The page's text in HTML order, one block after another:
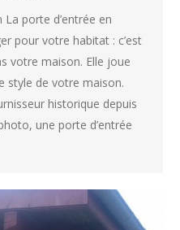
La porte d’entrée en
pour votre habitat : c’est
votre maison. Elle joue
style de votre maison.
historique depuis
une porte d’entrée